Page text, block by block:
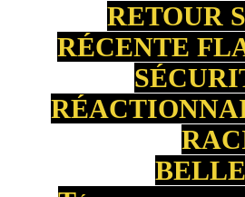
RETOUR
RÉCENTE